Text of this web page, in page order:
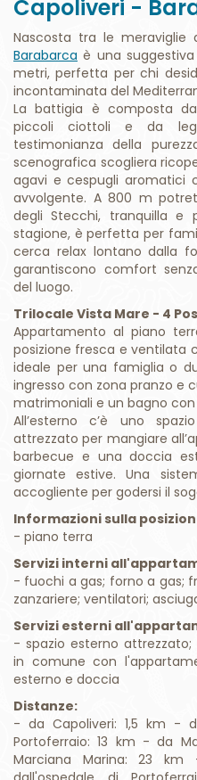
Barabarca
è una
metri, perfetta per chi
incontaminata del
La battigia è composta
piccoli ciottoli e da
testimonianza della
scenografica scogliera
agavi e cespugli aromatici
avvolgente. A 800 m
degli Stecchi, tranquilla
stagione, è perfetta per
cerca relax lontano dalla
garantiscono comfort
del luogo.
Trilocale Vista Mare - 4
Appartamento al piano
posizione fresca e ventilata
ideale per una famiglia o
ingresso con zona pranzo e
matrimoniali e un bagno
All’esterno c’è uno
attrezzato per mangiare
barbecue e una doccia
giornate estive. Una
accogliente per godersi il
Informazioni sulla
- piano terra
Servizi interni
- fuochi a gas; forno a gas;
zanzariere; ventilatori;
Servizi esterni
- spazio esterno attrezzato;
in comune con
esterno e doccia
Distanze:
- da Capoliveri: 1,5 km -
Portoferraio: 13 km - da
Marciana Marina: 23
dall'ospedale di
Portoferraio: 12 km - dai
dalla fermata dell'autobus: